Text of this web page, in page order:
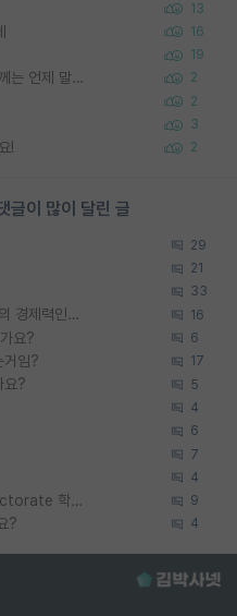
13
16
19
타대학원 컨텍 준비중인데, 지도교수님께는 언제 말씀드려야 할까요? 2
2
3
! 2
글이 많이 달린 글
29
21
33
박사진학하기에 2억은 괜찮은 (?) 정도의 경제력인가요 16
요? 6
거임? 17
요? 5
4
6
7
4
우리나라도 학구 열풍보면 Higher Doctorate 학위가 필요하다고 봅니다. 9
? 4